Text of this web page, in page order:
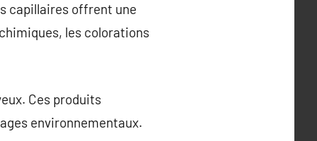
capillaires offrent une
les colorations
Ces produits
environnementaux.